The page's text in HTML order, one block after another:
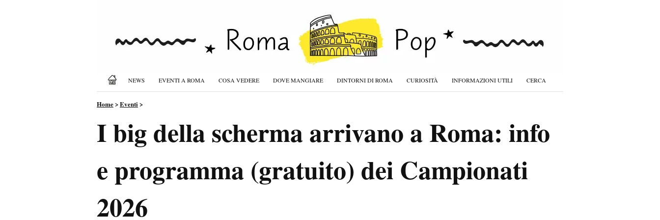
NEWS EVENTI A ROMA COSA VEDERE DOVE MANGIARE DINTORNI DI ROMA CURIOSITÀ INFORMAZIONI UTILI CERCA
Home>Eventi>
I big della scherma arrivano a Roma: info
e programma (gratuito) dei Campionati
2026